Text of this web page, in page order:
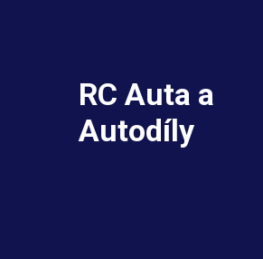
RC Auta a
Autodíly